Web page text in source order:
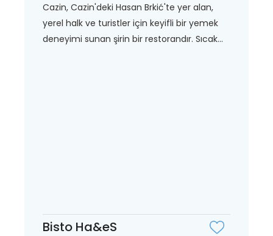
Cazin, Cazin'deki Hasan Brkić'te yer alan,
yerel halk ve turistler için keyifli bir yemek
deneyimi sunan şirin bir restorandır. Sıcak...
Bisto Ha&eS